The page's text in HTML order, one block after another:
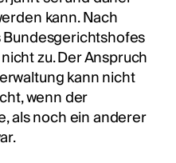
kann. Nach
zu. Der Anspruch
kann nicht
wenn der
als noch ein anderer